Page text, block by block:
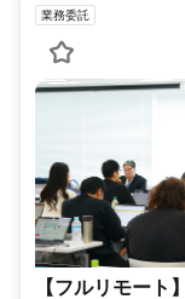
業務委託
【フルリモート